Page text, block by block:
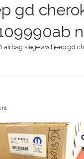
gd
airbag siege avd jeep gd